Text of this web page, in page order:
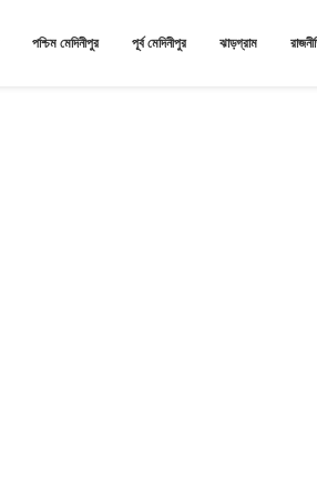
পশ্চিম মেদিনীপুর পূর্ব মেদিনীপুর ঝাড়গ্রাম